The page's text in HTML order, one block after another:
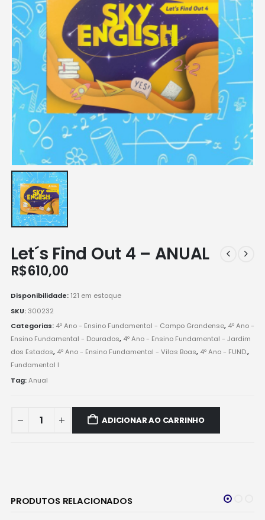
Let´s Find Out 4 – ANUAL
R$610,00
Disponibilidade: 121 em estoque
SKU:300232
Categorias: 4º Ano - Ensino Fundamental - Campo Grandense, 4º Ano -
Ensino Fundamental - Dourados, 4º Ano - Ensino Fundamental - Jardim
dos Estados, 4º Ano - Ensino Fundamental - Vilas Boas, 4º Ano - FUND.,
Fundamental I
Tag:Anual
ADICIONAR AO CARRINHO
PRODUTOS RELACIONADOS